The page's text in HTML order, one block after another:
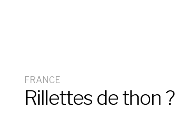
FRANCE
Rillettes de thon ?